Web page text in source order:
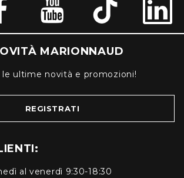
MARIONNAUD
le ultime novità e promozioni!
REGISTRATI
al venerdì 9:30-18:30